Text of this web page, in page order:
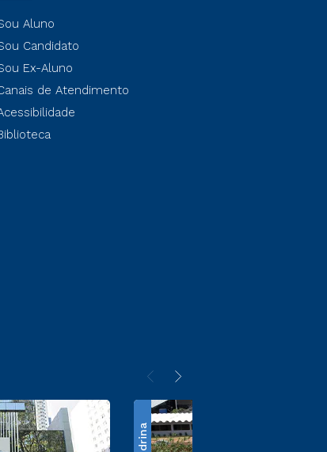
Aluno
Candidato
Ex-Aluno
de Atendimento